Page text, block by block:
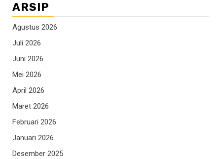
ARSIP
Agustus 2026
Juli 2026
Juni 2026
Mei 2026
April 2026
Maret 2026
Februari 2026
Januari 2026
Desember 2025